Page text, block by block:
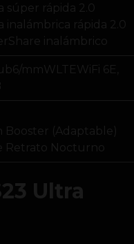
súper rápida 2.0
inalámbrica rápida 2.0
inalámbrico
mmWLTEWiFi 6E,
Booster (Adaptable)
Retrato Nocturno
Ultra